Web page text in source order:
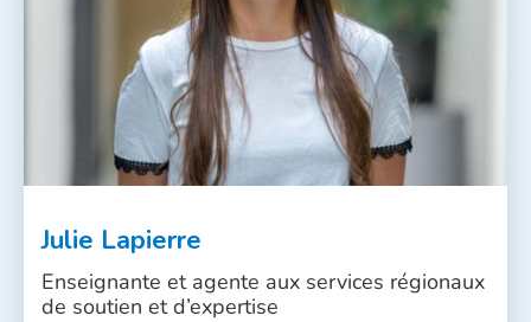
Julie Lapierre
Enseignante et agente aux services régionaux
de soutien et d’expertise